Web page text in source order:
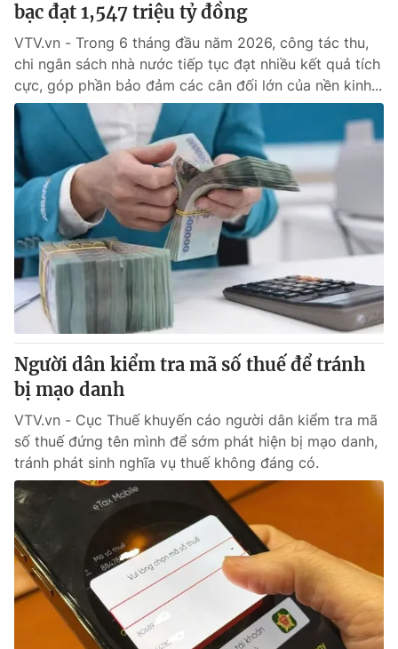
bạc đạt 1,547 triệu tỷ đồng
VTV.vn - Trong 6 tháng đầu năm 2026, công tác thu,
chi ngân sách nhà nước tiếp tục đạt nhiều kết quả tích
cực, góp phần bảo đảm các cân đối lớn của nền kinh...
Người dân kiểm tra mã số thuế để tránh
bị mạo danh
VTV.vn - Cục Thuế khuyến cáo người dân kiểm tra mã
số thuế đứng tên mình để sớm phát hiện bị mạo danh,
tránh phát sinh nghĩa vụ thuế không đáng có.